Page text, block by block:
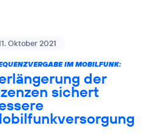
Oktober 2021
IM MOBILFUNK:
der
sichert